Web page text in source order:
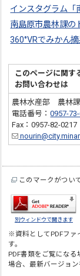
インスタグラム「
南島原市農林課の
360°VRでみかん
このページに関す
お問い合わせは
農林水産部 農林課
電話番号：0957-
Fax：0957-82-0217
このマークがつい
別ウィンドウで開きます
※資料としてPDFファ
す。
PDF書類をご覧になる
場合、最新バージョン